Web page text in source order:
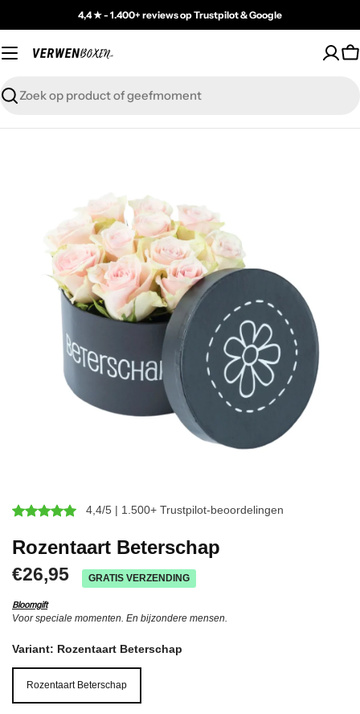
to
content
4,4 ★ - 1.400+ reviews op Trustpilot & Google
Zoeken
4,4/5 | 1.500+ Trustpilot-beoordelingen
Rozentaart Beterschap
€26,95 GRATIS VERZENDING
Bloomgift
Voor speciale momenten. En bijzondere mensen.
Variant: Rozentaart Beterschap
Rozentaart Beterschap